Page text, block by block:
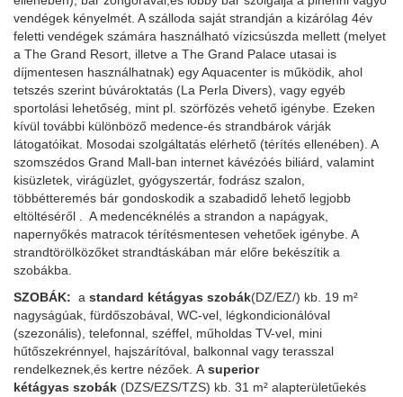
vendégek kényelmét. A szálloda saját strandján a kizárólag 4év
feletti vendégek számára használható vízicsúszda mellett (melyet
a The Grand Resort, illetve a The Grand Palace utasai is
díjmentesen használhatnak) egy Aquacenter is működik, ahol
tetszés szerint búvároktatás (La Perla Divers), vagy egyéb
sportolási lehetőség, mint pl. szörfözés vehető igénybe. Ezeken
kívül további különböző medence-és strandbárok várják
látogatóikat. Mosodai szolgáltatás elérhető (térítés ellenében). A
szomszédos Grand Mall-ban internet kávézóés biliárd, valamint
kisüzletek, virágüzlet, gyógyszertár, fodrász szalon,
többétteremés bár gondoskodik a szabadidő lehető legjobb
eltöltéséről . A medencéknélés a strandon a napágyak,
napernyőkés matracok térítésmentesen vehetőek igénybe. A
strandtörölközőket strandtáskában már előre bekészítik a
szobákba.
SZOBÁK: a standard kétágyas szobák(DZ/EZ/) kb. 19 m²
nagyságúak, fürdőszobával, WC-vel, légkondicionálóval
(szezonális), telefonnal, széffel, műholdas TV-vel, mini
hűtőszekrénnyel, hajszárítóval, balkonnal vagy terasszal
rendelkeznek,és kertre nézőek. A superior
kétágyas szobák (DZS/EZS/TZS) kb. 31 m² alapterületűekés